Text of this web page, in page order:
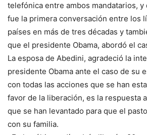
telefónica entre ambos mandatarios, y
fue la primera conversación entre los
países en más de tres décadas y
que el presidente Obama, abordó el
La esposa de Abedini, agradeció la
presidente Obama ante el caso de su
con todas las acciones que se han
favor de la liberación, es la respuesta
que se han levantado para que el
con su familia.